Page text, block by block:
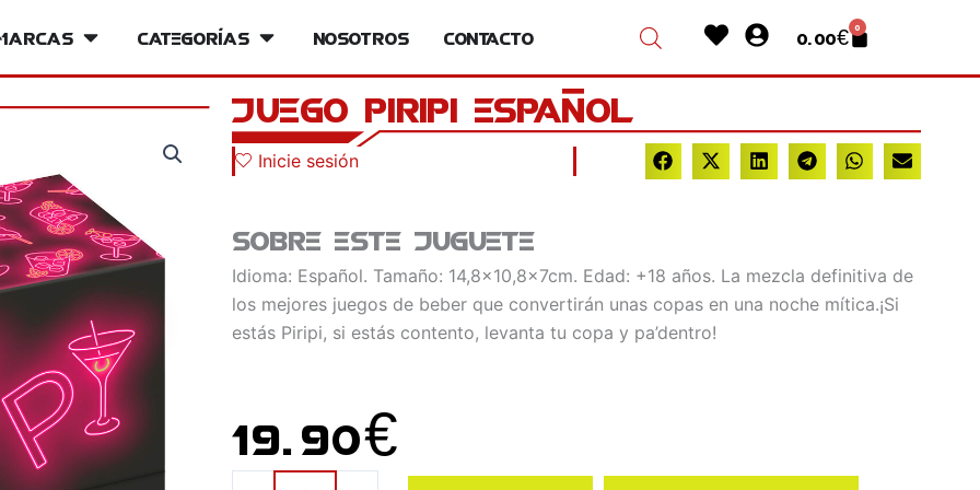
Open MarcasCategorías Open Categorías
Nosotros Contacto HeartUser-
circle
0.00€ 0
Cart
Juego Piripi español
Inicie sesión
Sobre este juguete
Idioma: Español. Tamaño: 14,8x10,8x7cm. Edad: +18 años. La mezcla definitiva de
los mejores juegos de beber que convertirán unas copas en una noche mítica.¡Si
estás Piripi, si estás contento, levanta tu copa y pa’dentro!
19.90€